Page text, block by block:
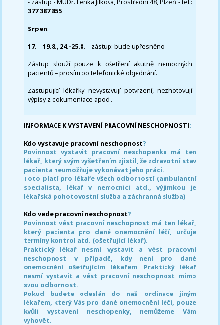
- zástup - MUDr. Lenka Jílková, Prostřední 48, Plzeň - tel.:
377 387 855
Srpen:
17. –19.8., 24.-25.8. – zástup: bude upřesněno
Zástup slouží pouze k ošetření akutně nemocných
pacientů – prosím po telefonické objednání.
Zastupující lékařky nevystavují potvrzení, nezhotovují
výpisy z dokumentace apod..
INFORMACE K VYSTAVENÍ PRACOVNÍ NESCHOPNOSTI:
Kdo vystavuje pracovní neschopnost?
Povinnost vystavit pracovní neschopenku má ten
lékař, který svým vyšetřením zjistil, že zdravotní stav
pacienta neumožňuje vykonávat jeho práci.
Toto platí pro lékaře všech odborností (ambulantní
specialista, lékař v nemocnici atd., výjimkou je
lékařská pohotovostní služba a záchranná služba)
Kdo vede pracovní neschopnost?
Povinnost vést pracovní neschopnost má ten lékař,
který pacienta pro dané onemocnění léčí, určuje
termíny kontrol atd. (ošetřující lékař).
Praktický lékař nesmí vystavit a vést pracovní
neschopnost v případě, kdy není pro dané
onemocnění ošetřujícím lékařem. Praktický lékař
nesmí vystavit a vést pracovní neschopnost mimo
svou odbornost.
Pokud budete odeslán do naši ordinace jiným
lékařem, který Vás pro dané onemocnění léčí, pouze
kvůli vystavení neschopenky, nemůžeme Vám
vyhovět.